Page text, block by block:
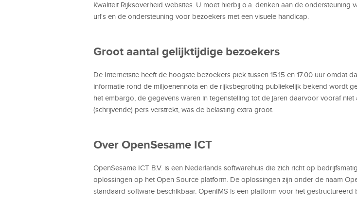
Kwaliteit Rijksoverheid websites. U moet hierbij o.a. denken aan de ondersteuning
url's en de ondersteuning voor bezoekers met een visuele handicap.
Groot aantal gelijktijdige bezoekers
De Internetsite heeft de hoogste bezoekers piek tussen 15.15 en 17.00 uur omdat
informatie rond de miljoenennota en de rijksbegroting publiekelijk bekend wordt
het embargo, de gegevens waren in tegenstelling tot de jaren daarvoor vooraf niet
(schrijvende) pers verstrekt, was de belasting extra groot.
Over OpenSesame ICT
OpenSesame ICT B.V. is een Nederlands softwarehuis die zich richt op
oplossingen op het Open Source platform. De oplossingen zijn onder de naam
standaard software beschikbaar. OpenIMS is een platform voor het gestructureerd